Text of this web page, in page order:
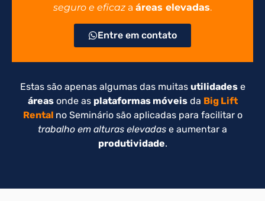
seguro e eficaz a áreas elevadas.
Entre em contato
Estas são apenas algumas das muitas utilidadese
áreasonde as plataformas móveisda Big Lift
Rental no Seminário são aplicadas para facilitar o
trabalho em alturas elevadas e aumentar a
produtividade.